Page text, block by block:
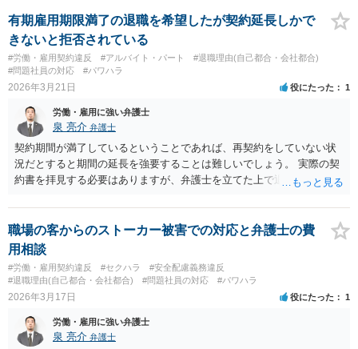
有期雇用期限満了の退職を希望したが契約延長しかで
きないと拒否されている
#労働・雇用契約違反 #アルバイト・パート
#退職理由(自己都合・会社都合)
#問題社員の対応
#パワハラ
2026年3月21日 役にたった 1
労働・雇用に強い弁護士
泉 亮介 弁護士
契約期間が満了しているということであれば、再契約をしていない状
況だとすると期間の延長を強要することは難しいでしょう。 実際の契
約書を拝見する必要はありますが、弁護士を立てた上で退職について
職場の客からのストーカー被害での対応と弁護士の費
用相談
#労働・雇用契約違反 #セクハラ
#安全配慮義務違反
#退職理由(自己都合・会社都合)
#問題社員の対応 #パワハラ
2026年3月17日 役にたった 1
労働・雇用に強い弁護士
泉 亮介 弁護士